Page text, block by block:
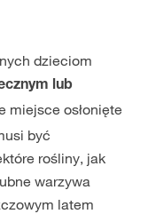
dzieciom
lub
miejsce osłonięte
być
rośliny, jak
warzywa
latem